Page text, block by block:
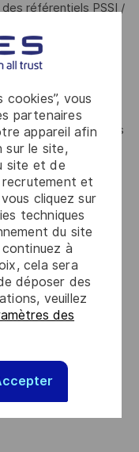
cookies”, vous
partenaires
appareil afin
sur le site,
site et de
et
cliquez sur
techniques
du site
à
cela sera
déposer des
veuillez
des
référentiels PSSI /
relationnel et
afin de proposer
des organisations
reconnait
notre meilleur
!
à des
la défense
l'objet d'une
aux
1 et suivants du
SGDSN/PSE